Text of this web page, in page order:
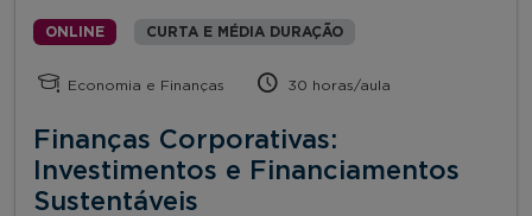
ONLINE CURTA E MÉDIA DURAÇÃO
Economia e Finanças 30 horas/aula
Finanças Corporativas:
Investimentos e Financiamentos
Sustentáveis